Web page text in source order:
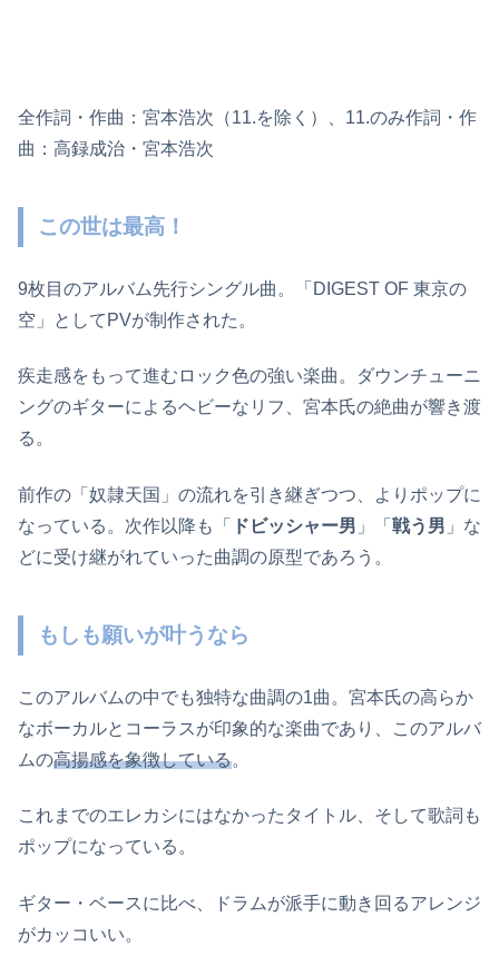
全作詞・作曲：宮本浩次（11.を除く）、11.のみ作詞・作
曲：高録成治・宮本浩次
この世は最高！
9枚目のアルバム先行シングル曲。「DIGEST OF 東京の
空」としてPVが制作された。
疾走感をもって進むロック色の強い楽曲。ダウンチューニ
ングのギターによるヘビーなリフ、宮本氏の絶曲が響き渡
る。
前作の「奴隷天国」の流れを引き継ぎつつ、よりポップに
なっている。次作以降も「
ドビッシャー男 」「 戦う男 」な
どに受け継がれていった曲調の原型であろう。
もしも願いが叶うなら
このアルバムの中でも独特な曲調の1曲。宮本氏の高らか
なボーカルとコーラスが印象的な楽曲であり、このアルバ
ムの高揚感を象徴している。
これまでのエレカシにはなかったタイトル、そして歌詞も
ポップになっている。
ギター・ベースに比べ、ドラムが派手に動き回るアレンジ
がカッコいい。